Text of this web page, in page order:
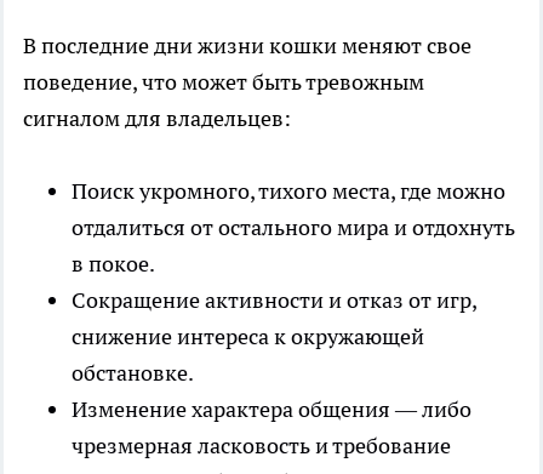
В последние дни жизни кошки меняют свое
поведение, что может быть тревожным
сигналом для владельцев:
Поиск укромного, тихого места, где можно
отдалиться от остального мира и отдохнуть
в покое.
Сокращение активности и отказ от игр,
снижение интереса к окружающей
обстановке.
Изменение характера общения — либо
чрезмерная ласковость и требование